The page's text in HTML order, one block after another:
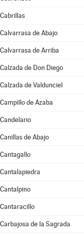
Cabrillas
Calvarrasa de Abajo
Calvarrasa de Arriba
Calzada de Don Diego
Calzada de Valdunciel
Campillo de Azaba
Candelario
Canillas de Abajo
Cantagallo
Cantalapiedra
Cantalpino
Cantaracillo
Carbajosa de la Sagrada